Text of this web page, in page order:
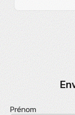
Prénom